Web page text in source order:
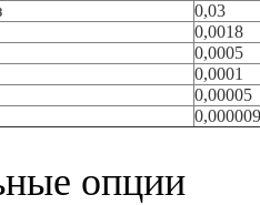
0,03
0,0018
0,0005
0,0001
0,00005
0,000009
опции